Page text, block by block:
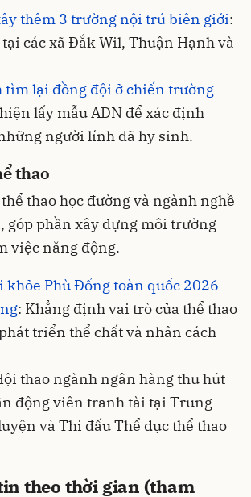
thêm 3 trường nội trú biên giới:
các xã Đắk Wil, Thuận Hạnh và
lại đồng đội ở chiến trường
lấy mẫu ADN để xác định
người lính đã hy sinh.
thao
thao học đường và ngành nghề
góp phần xây dựng môi trường
việc năng động.
khỏe Phù Đổng toàn quốc 2026
: Khẳng định vai trò của thể thao
triển thể chất và nhân cách
thao ngành ngân hàng thu hút
động viên tranh tài tại Trung
và Thi đấu Thể dục thể thao
theo thời gian (tham